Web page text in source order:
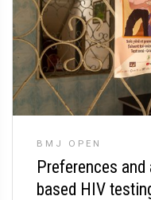
BMJ OPEN
Preferences
based HIV